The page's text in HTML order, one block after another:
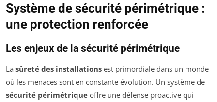
Système de sécurité périmétrique :
une protection renforcée
Les enjeux de la sécurité périmétrique
La sûreté des installations est primordiale dans un monde
où les menaces sont en constante évolution. Un système de
sécurité périmétrique offre une défense proactive qui